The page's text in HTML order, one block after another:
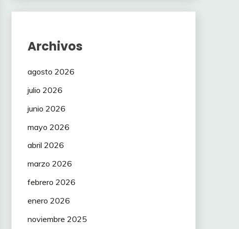
Archivos
agosto 2026
julio 2026
junio 2026
mayo 2026
abril 2026
marzo 2026
febrero 2026
enero 2026
noviembre 2025